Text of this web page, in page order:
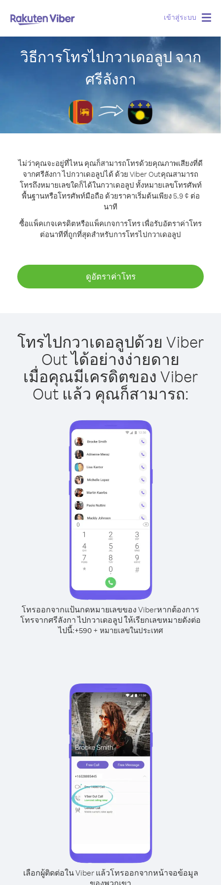
เข้าสู่ระบบ
วิธีการโทรไปกวาเดอลูป จาก
ศรีลังกา
ไม่ว่าคุณจะอยู่ที่ไหน คุณก็สามารถโทรด้วยคุณภาพเสียงที่ดี
จากศรีลังกา ไปกวาเดอลูปได้ ด้วย Viber Outคุณสามารถ
โทรถึงหมายเลขใดก็ได้ในกวาเดอลูป ทั้งหมายเลขโทรศัพท์
พื้นฐานหรือโทรศัพท์มือถือ ด้วยราคาเริ่มต้นเพียง 5.9 ¢ ต่อ
นาที
ซื้อแพ็คเกจเครดิตหรือแพ็คเกจการโทร เพื่อรับอัตราค่าโทร
ต่อนาทีที่ถูกที่สุดสำหรับการโทรไปกวาเดอลูป
ดูอัตราค่าโทร
โทรไปกวาเดอลูปด้วย Viber
Out ได้อย่างง่ายดาย
เมื่อคุณมีเครดิตของ Viber
Out แล้ว คุณก็สามารถ:
โทรออกจากแป้นกดหมายเลขของ Viberหากต้องการ
โทรจากศรีลังกา ไปกวาเดอลูป ให้เรียกเลขหมายดังต่อ
ไปนี้:+590+ หมายเลขในประเทศ
เลือกผู้ติดต่อใน Viber แล้วโทรออกจากหน้าจอข้อมูล
ของพวกเขา